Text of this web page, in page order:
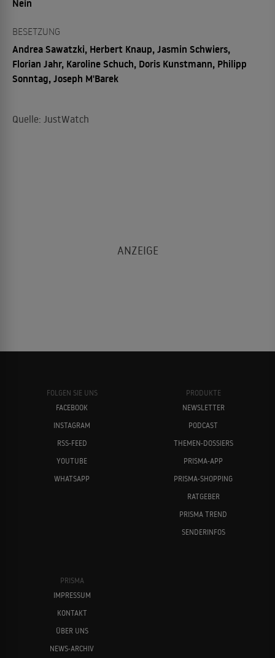
Nein
BESETZUNG
Andrea Sawatzki, Herbert Knaup, Jasmin Schwiers,
Florian Jahr, Karoline Schuch, Doris Kunstmann, Philipp
Sonntag, Joseph M'Barek
Quelle: JustWatch
FOLGEN SIE UNS
FACEBOOK
INSTAGRAM
RSS-FEED
YOUTUBE
WHATSAPP
PRODUKTE
NEWSLETTER
PODCAST
THEMEN-DOSSIERS
PRISMA-APP
PRISMA-SHOPPING
RATGEBER
PRISMA TREND
SENDERINFOS
PRISMA
IMPRESSUM
KONTAKT
ÜBER UNS
NEWS-ARCHIV